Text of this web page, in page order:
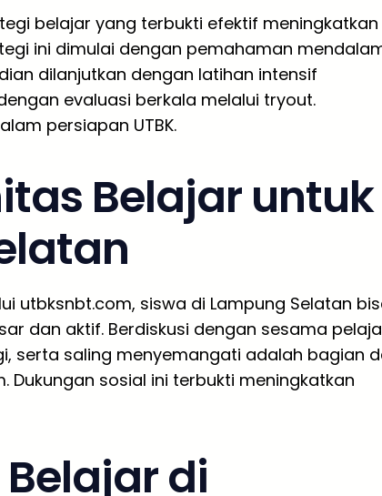
belajar yang terbukti efektif meningkatkan
ini dimulai dengan pemahaman
dilanjutkan dengan latihan intensif
evaluasi berkala melalui tryout.
persiapan UTBK.
Belajar untuk
utbksnbt.com, siswa di Lampung Selatan
dan aktif. Berdiskusi dengan sesama
serta saling menyemangati adalah bagian
sosial ini terbukti meningkatkan
di